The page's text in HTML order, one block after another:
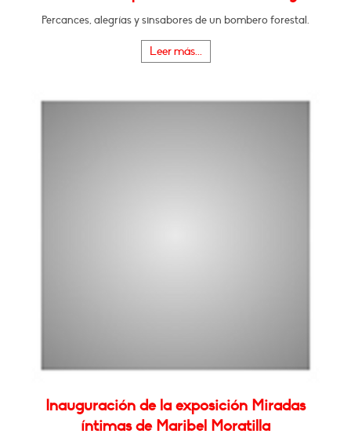
Percances, alegrías y sinsabores de un bombero forestal.
Leer más...
Inauguración de la exposición Miradas
íntimas de Maribel Moratilla